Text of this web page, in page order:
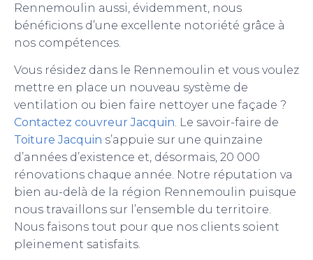
Rennemoulin aussi, évidemment, nous
bénéficions d’une excellente notoriété grâce à
nos compétences.
Vous résidez dans le Rennemoulin et vous voulez
mettre en place un nouveau système de
ventilation ou bien faire nettoyer une façade ?
Contactez couvreur Jacquin. Le savoir-faire de
Toiture Jacquin s’appuie sur une quinzaine
d’années d’existence et, désormais, 20 000
rénovations chaque année. Notre réputation va
bien au-delà de la région Rennemoulin puisque
nous travaillons sur l’ensemble du territoire.
Nous faisons tout pour que nos clients soient
pleinement satisfaits.